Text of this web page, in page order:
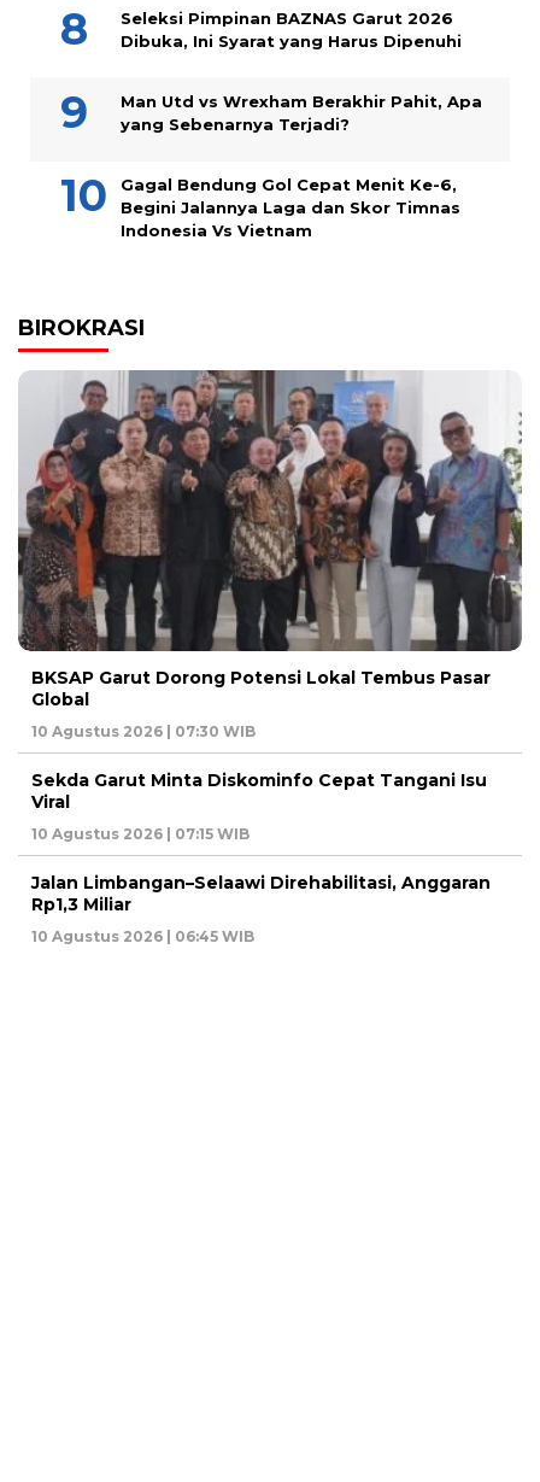
Seleksi Pimpinan BAZNAS Garut 2026
Dibuka, Ini Syarat yang Harus Dipenuhi
Man Utd vs Wrexham Berakhir Pahit, Apa
yang Sebenarnya Terjadi?
Gagal Bendung Gol Cepat Menit Ke-6,
Begini Jalannya Laga dan Skor Timnas
Indonesia Vs Vietnam
BIROKRASI
BKSAP Garut Dorong Potensi Lokal Tembus Pasar
Global
10 Agustus 2026 | 07:30 WIB
Sekda Garut Minta Diskominfo Cepat Tangani Isu
Viral
10 Agustus 2026 | 07:15 WIB
Jalan Limbangan–Selaawi Direhabilitasi, Anggaran
Rp1,3 Miliar
10 Agustus 2026 | 06:45 WIB